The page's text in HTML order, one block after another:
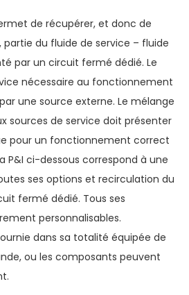
de récupérer, et donc de
du fluide de service – fluide
par un circuit fermé dédié. Le
nécessaire au fonctionnement
une source externe. Le mélange
sources de service doit présenter
pour un fonctionnement correct
P&I ci-dessous correspond à une
ses options et recirculation du
fermé dédié. Tous ses
personnalisables.
dans sa totalité équipée de
ou les composants peuvent